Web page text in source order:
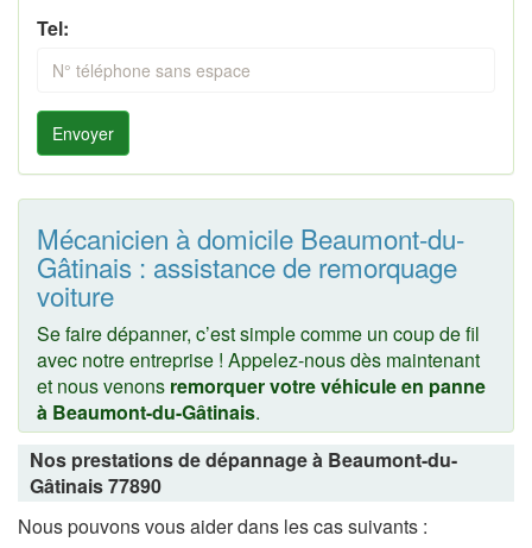
Tel:
Envoyer
Mécanicien à domicile Beaumont-du-
Gâtinais : assistance de remorquage
voiture
Se faire dépanner, c’est simple comme un coup de fil
avec notre entreprise ! Appelez-nous dès maintenant
et nous venons remorquer votre véhicule en panne
à Beaumont-du-Gâtinais.
Nos prestations de dépannage à Beaumont-du-
Gâtinais 77890
Nous pouvons vous aider dans les cas suivants :